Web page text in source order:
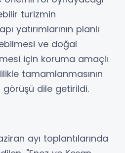
turizmin
yatırımlarının planlı
ve doğal
için koruma amaçlı
tamamlanmasının
görüşü dile getirildi.
ayı toplantılarında